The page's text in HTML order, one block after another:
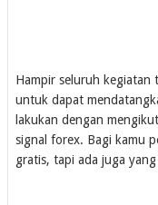
Hampir seluruh kegiatan
untuk dapat
lakukan dengan
signal forex. Bagi kamu
gratis, tapi ada juga